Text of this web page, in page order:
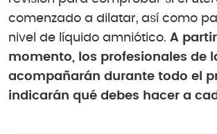
comenzado a dilatar, así como
nivel de líquido amniótico. A
momento, los profesionales de
acompañarán durante todo el
indicarán qué debes hacer a